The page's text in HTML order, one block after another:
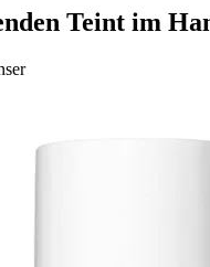
Teint im